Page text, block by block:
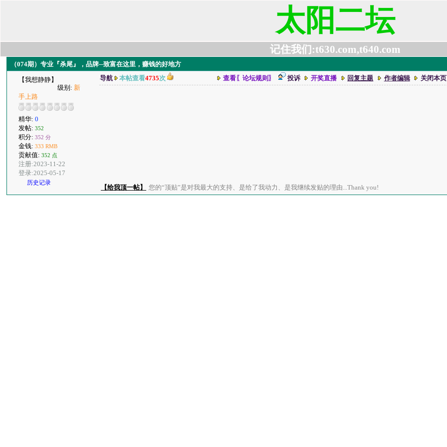
太阳二坛
记住我们:t630.com,t640.com
（074期）专业『杀尾』，品牌─致富在这里，赚钱的好地方
【我想静静】
级别: 新
手上路
精华:0
发帖:352
积分:352 分
金钱:333 RMB
贡献值:352 点
注册:2023-11-22
登录:2025-05-17
历史记录
导航 本帖查看4735次 查看〖论坛规则〗 投诉 开奖直播 回复主题 作者编辑 关闭本页
【给我顶一帖】 您的“顶贴”是对我最大的支持、是给了我动力、是我继续发贴的理由...Thank you!